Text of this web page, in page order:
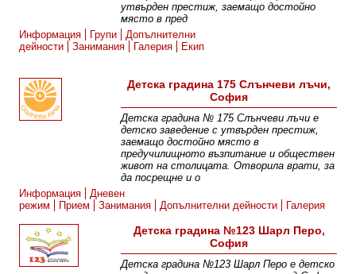
утвърден престиж, заемащо достойно
място в пред
Информация
Групи
Допълнителни
дейности
Занимания Галерия Екип
Детска градина 175 Слънчеви лъчи,
София
Детска градина № 175 Слънчеви лъчи e
детско заведение с утвърден престиж,
заемащо достойно място в
предучилищното възпитание и обществен
живот на столицата. Отворила врати, за
да посрещне и о
Информация
Дневен
режим
Прием Занимания Допълнителни дейности Галерия
Детска градина №123 Шарл Перо,
София
Детска градина №123 Шарл Перо е детско